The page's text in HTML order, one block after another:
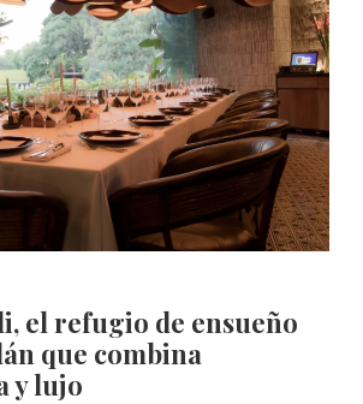
el refugio de ensueño
que combina
y lujo